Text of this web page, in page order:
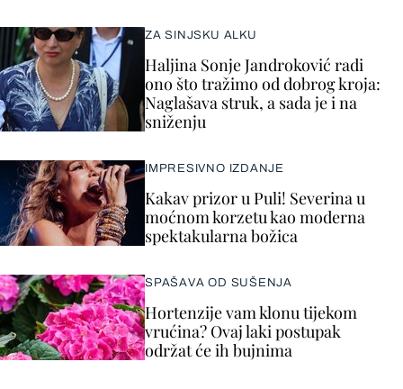
ZA SINJSKU ALKU
Haljina Sonje Jandroković radi
ono što tražimo od dobrog kroja:
Naglašava struk, a sada je i na
sniženju
IMPRESIVNO IZDANJE
Kakav prizor u Puli! Severina u
moćnom korzetu kao moderna
spektakularna božica
SPAŠAVA OD SUŠENJA
Hortenzije vam klonu tijekom
vrućina? Ovaj laki postupak
održat će ih bujnima